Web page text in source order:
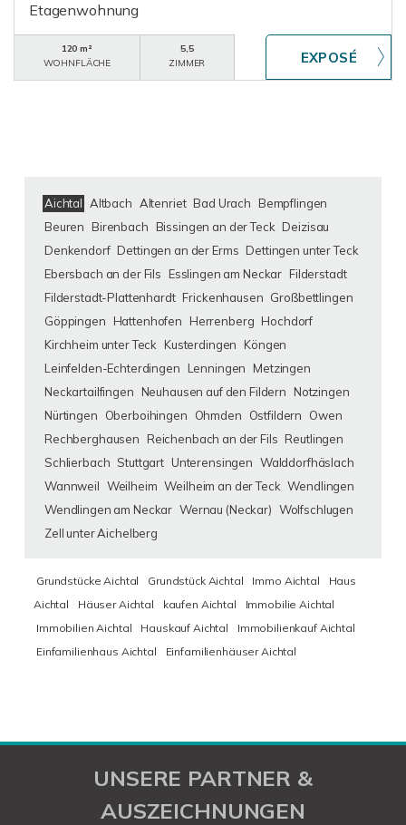
Etagenwohnung
120 m²
WOHNFLÄCHE
5,5
ZIMMER
Aichtal Altbach Altenriet Bad Urach
Bempflingen
Beuren
Birenbach Bissingen an der Teck Deizisau
Denkendorf Dettingen an der Erms Dettingen unter Teck
Ebersbach an der Fils
Esslingen am Neckar Filderstadt
Filderstadt-Plattenhardt Frickenhausen Großbettlingen
Göppingen
Hattenhofen Herrenberg Hochdorf
Kirchheim unter Teck
Kusterdingen
Köngen
Leinfelden-Echterdingen
Lenningen
Metzingen
Neckartailfingen
Neuhausen auf den Fildern
Notzingen
Nürtingen
Oberboihingen Ohmden Ostfildern
Owen
Rechberghausen
Reichenbach an der Fils Reutlingen
Schlierbach Stuttgart Unterensingen Walddorfhäslach
Wannweil Weilheim Weilheim an der Teck Wendlingen
Wendlingen am Neckar Wernau (Neckar) Wolfschlugen
Zell unter Aichelberg
Grundstücke Aichtal Grundstück Aichtal Immo Aichtal
Haus
Aichtal
Häuser Aichtal kaufen Aichtal
Immobilie Aichtal
Immobilien Aichtal
Hauskauf Aichtal
Immobilienkauf Aichtal
Einfamilienhaus Aichtal
Einfamilienhäuser Aichtal
UNSERE PARTNER &
AUSZEICHNUNGEN